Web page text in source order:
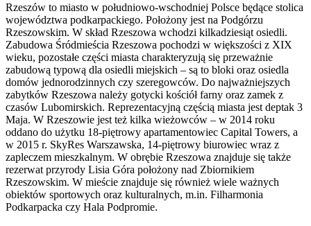
Rzeszów to miasto w południowo-wschodniej Polsce będące stolica
województwa podkarpackiego. Położony jest na Podgórzu
Rzeszowskim. W skład Rzeszowa wchodzi kilkadziesiąt osiedli.
Zabudowa Śródmieścia Rzeszowa pochodzi w większości z XIX
wieku, pozostałe części miasta charakteryzują się przeważnie
zabudową typową dla osiedli miejskich – są to bloki oraz osiedla
domów jednorodzinnych czy szeregowców. Do najważniejszych
zabytków Rzeszowa należy gotycki kościół farny oraz zamek z
czasów Lubomirskich. Reprezentacyjną częścią miasta jest deptak 3
Maja. W Rzeszowie jest też kilka wieżowców – w 2014 roku
oddano do użytku 18-piętrowy apartamentowiec Capital Towers, a
w 2015 r. SkyRes Warszawska, 14-piętrowy biurowiec wraz z
zapleczem mieszkalnym. W obrębie Rzeszowa znajduje się także
rezerwat przyrody Lisia Góra położony nad Zbiornikiem
Rzeszowskim. W mieście znajduje się również wiele ważnych
obiektów sportowych oraz kulturalnych, m.in. Filharmonia
Podkarpacka czy Hala Podpromie.